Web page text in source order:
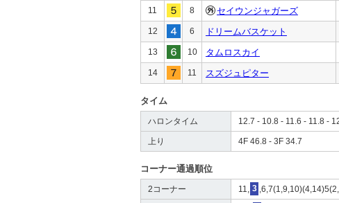
11 8 セイウンジャガーズ
12 6 ドリームバスケット
13 10 タムロスカイ
14 11 スズジュピター
タイム
ハロンタイム 12.7 - 10.8 - 11.6 - 11.8 -
上り 4F 46.8 - 3F 34.7
コーナー通過順位
2コーナー 11, 3